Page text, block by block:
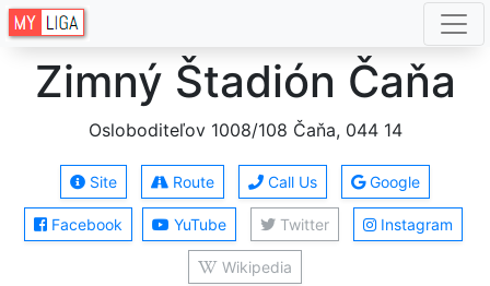
Zimný Štadión Čaňa
Osloboditeľov 1008/108 Čaňa, 044 14
Site Route Call Us Google
Facebook YuTube Twitter Instagram
Wikipedia